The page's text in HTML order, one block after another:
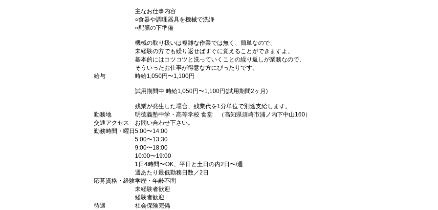
主なお仕事内容
○食器や調理器具を機械で洗浄
○配膳の下準備
機械の取り扱いは複雑な作業では無く、簡単なので、
未経験の方でも繰り返せばすぐに覚えることができますよ。
基本的にはコツコツと洗っていくことの繰り返しが業務なので、
そういったお仕事が得意な方にぴったりです。
給与
時給1,050円〜1,100円
試用期間中 時給1,050円〜1,100円(試用期間2ヶ月)
残業が発生した場合、残業代を1分単位で別途支給します。
勤務地
明徳義塾中学・高等学校 食堂 （高知県須崎市浦ノ内下中山160）
交通アクセス
お問い合わせ下さい。
勤務時間・曜日 5:00〜14:00
5:00〜13:30
9:00〜18:00
10:00〜19:00
1日4時間〜OK、平日と土日の内2日〜/週
週あたり最低勤務日数／2日
応募資格・経験学歴・年齢不問
未経験者歓迎
経験者歓迎
待遇
社会保険完備